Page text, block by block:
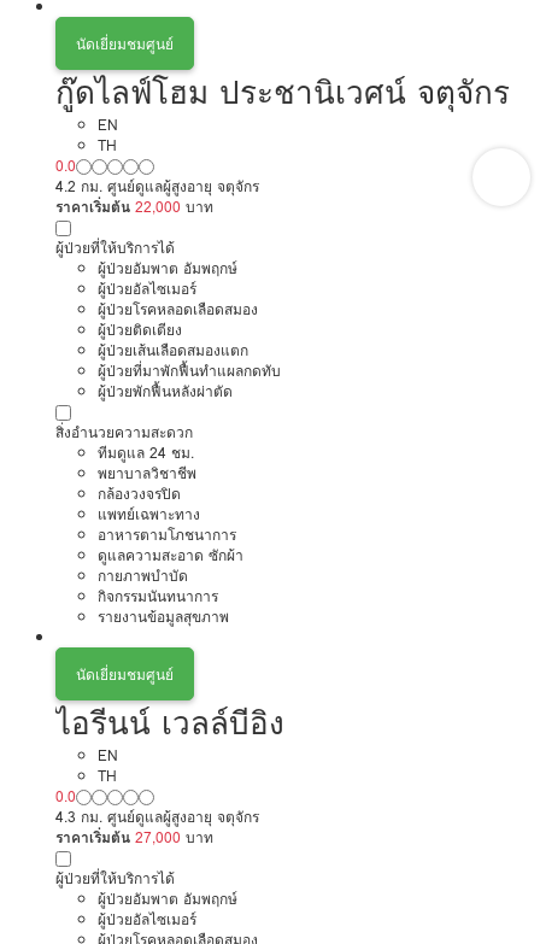
นัดเยี่ยมชมศูนย์
กู๊ดไลฟ์โฮม ประชานิเวศน์ จตุจักร
EN
TH
0.0
4.2 กม. ศูนย์ดูแลผู้สูงอายุ จตุจักร
ราคาเริ่มต้น 22,000 บาท
ผู้ป่วยที่ให้บริการได้
ผู้ป่วยอัมพาต อัมพฤกษ์
ผู้ป่วยอัลไซเมอร์
ผู้ป่วยโรคหลอดเลือดสมอง
ผู้ป่วยติดเตียง
ผู้ป่วยเส้นเลือดสมองแตก
ผู้ป่วยที่มาพักฟื้นทำแผลกดทับ
ผู้ป่วยพักฟื้นหลังผ่าตัด
สิ่งอำนวยความสะดวก
ทีมดูแล 24 ชม.
พยาบาลวิชาชีพ
กล้องวงจรปิด
แพทย์เฉพาะทาง
อาหารตามโภชนาการ
ดูแลความสะอาด ซักผ้า
กายภาพบำบัด
กิจกรรมนันทนาการ
รายงานข้อมูลสุขภาพ
นัดเยี่ยมชมศูนย์
ไอรีนน์ เวลล์บีอิง
EN
TH
0.0
4.3 กม. ศูนย์ดูแลผู้สูงอายุ จตุจักร
ราคาเริ่มต้น 27,000 บาท
ผู้ป่วยที่ให้บริการได้
ผู้ป่วยอัมพาต อัมพฤกษ์
ผู้ป่วยอัลไซเมอร์